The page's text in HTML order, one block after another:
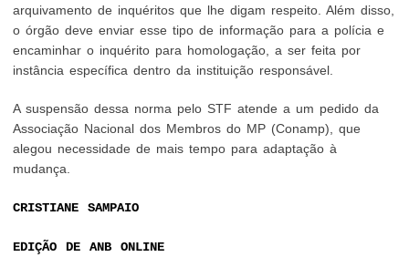
arquivamento de inquéritos que lhe digam respeito. Além disso,
o órgão deve enviar esse tipo de informação para a polícia e
encaminhar o inquérito para homologação, a ser feita por
instância específica dentro da instituição responsável.
A suspensão dessa norma pelo STF atende a um pedido da
Associação Nacional dos Membros do MP (Conamp), que
alegou necessidade de mais tempo para adaptação à
mudança.
CRISTIANE SAMPAIO
EDIÇÃO DE ANB ONLINE